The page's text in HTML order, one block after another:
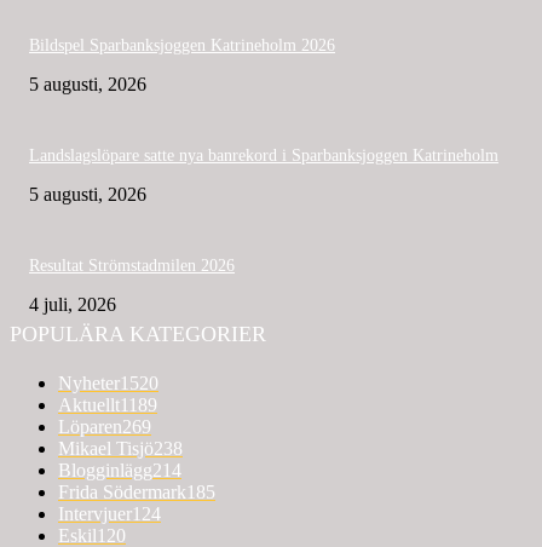
Bildspel Sparbanksjoggen Katrineholm 2026
5 augusti, 2026
Landslagslöpare satte nya banrekord i Sparbanksjoggen Katrineholm
5 augusti, 2026
Resultat Strömstadmilen 2026
4 juli, 2026
POPULÄRA KATEGORIER
Nyheter1520
Aktuellt1189
Löparen269
Mikael Tisjö238
Blogginlägg214
Frida Södermark185
Intervjuer124
Eskil120